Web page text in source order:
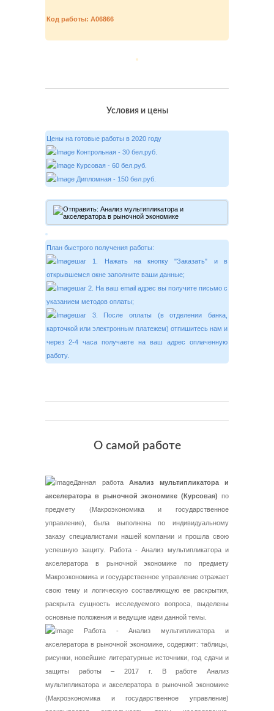
Код работы: А06866
Условия и цены
Цены на готовые работы в 2020 году
Контрольная - 30 бел.руб.
Курсовая - 60 бел.руб.
Дипломная - 150 бел.руб.
План быстрого получения работы:
шаг 1. Нажать на кнопку "Заказать" и в
открывшемся окне заполните ваши данные;
шаг 2. На ваш email адрес вы получите письмо с
указанием методов оплаты;
шаг 3. После оплаты (в отделении банка,
карточкой или электронным платежем) отпишитесь нам и
через 2-4 часа получаете на ваш адрес оплаченную
работу.
О самой работе
Данная работа Анализ мультипликатора и
акселератора в рыночной экономике (Курсовая) по
предмету (Макроэкономика и государственное
управление), была выполнена по индивидуальному
заказу специалистами нашей компании и прошла свою
успешную защиту. Работа - Анализ мультипликатора и
акселератора в рыночной экономике по предмету
Макроэкономика и государственное управление отражает
свою тему и логическую составляющую ее раскрытия,
раскрыта сущность исследуемого вопроса, выделены
основные положения и ведущие идеи данной темы.
Работа - Анализ мультипликатора и
акселератора в рыночной экономике, содержит: таблицы,
рисунки, новейшие литературные источники, год сдачи и
защиты работы – 2017 г. В работе Анализ
мультипликатора и акселератора в рыночной экономике
(Макроэкономика и государственное управление)